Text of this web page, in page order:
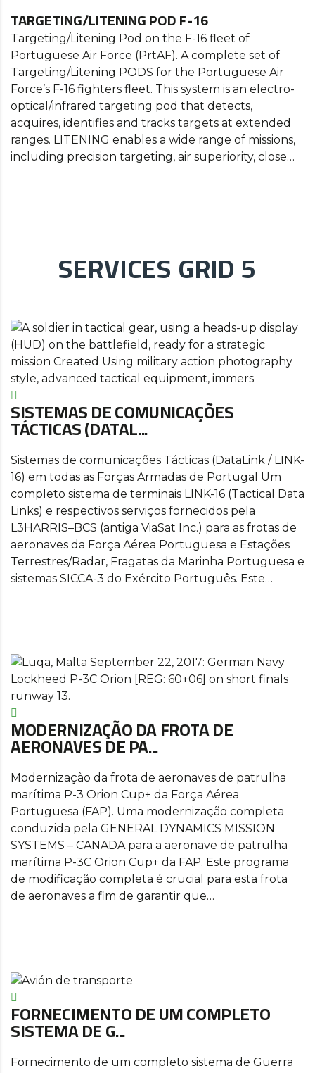
TARGETING/LITENING POD F-16
Targeting/Litening Pod on the F-16 fleet of
Portuguese Air Force (PrtAF). A complete set of
Targeting/Litening PODS for the Portuguese Air
Force’s F-16 fighters fleet. This system is an electro-
optical/infrared targeting pod that detects,
acquires, identifies and tracks targets at extended
ranges. LITENING enables a wide range of missions,
including precision targeting, air superiority, close…
SERVICES GRID 5
SISTEMAS DE COMUNICAÇÕES
TÁCTICAS (DATAL...
Sistemas de comunicações Tácticas (DataLink / LINK-
16) em todas as Forças Armadas de Portugal Um
completo sistema de terminais LINK-16 (Tactical Data
Links) e respectivos serviços fornecidos pela
L3HARRIS–BCS (antiga ViaSat Inc.) para as frotas de
aeronaves da Força Aérea Portuguesa e Estações
Terrestres/Radar, Fragatas da Marinha Portuguesa e
sistemas SICCA-3 do Exército Português. Este…
MODERNIZAÇÃO DA FROTA DE
AERONAVES DE PA...
Modernização da frota de aeronaves de patrulha
marítima P-3 Orion Cup+ da Força Aérea
Portuguesa (FAP). Uma modernização completa
conduzida pela GENERAL DYNAMICS MISSION
SYSTEMS – CANADA para a aeronave de patrulha
marítima P-3C Orion Cup+ da FAP. Este programa
de modificação completa é crucial para esta frota
de aeronaves a fim de garantir que…
FORNECIMENTO DE UM COMPLETO
SISTEMA DE G...
Fornecimento de um completo sistema de Guerra